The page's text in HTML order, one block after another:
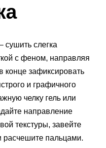
слегка
с феном, направляя
конце зафиксировать
и графичного
челку гель или
направление
текстуры, завейте
расчешите пальцами.